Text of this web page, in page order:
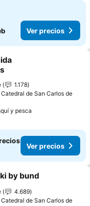
Ver precios
favoritos
1.178
de San Carlos de
y pesca
Ver precios
favoritos
by bund
4.689
de San Carlos de